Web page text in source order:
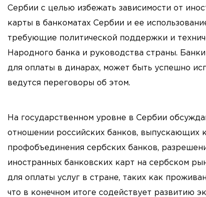
Сербии с целью избежать зависимости от
карты в банкоматах Сербии и ее
требующие политической поддержки и
Народного банка и руководства страны.
для оплаты в динарах, может быть успешно
ведутся переговоры об этом.
На государственном уровне в Сербии
отношении российских банков, выпускающих
профобъединения сербских банков,
иностранных банковских карт на сербском
для оплаты услуг в стране, таких как
что в конечном итоге содействует развитию